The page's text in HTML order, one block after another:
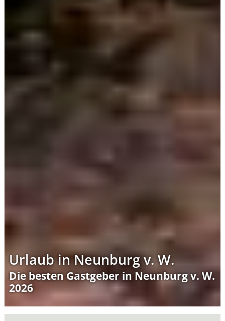
Urlaub in Neunburg v. W.
Die besten Gastgeber in Neunburg v. W.
2026